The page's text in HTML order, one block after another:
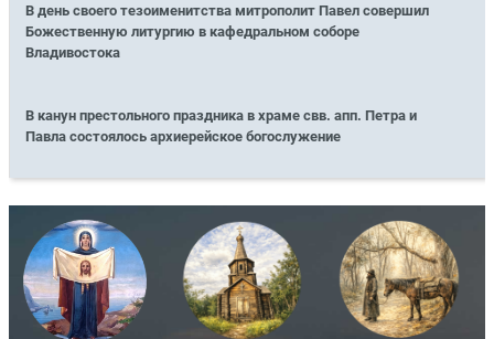
В день своего тезоименитства митрополит Павел совершил
Божественную литургию в кафедральном соборе
Владивостока
В канун престольного праздника в храме свв. апп. Петра и
Павла состоялось архиерейское богослужение